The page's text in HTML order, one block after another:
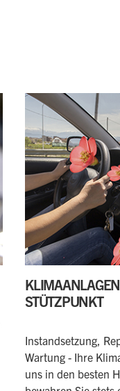
STÜTZPUNKT
Instandsetzung,
Wartung - Ihre
uns in den besten